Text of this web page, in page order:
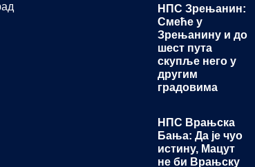
НПС Зрењанин:
Смеће у
Зрењанину и до
шест пута
скупље него у
другим
градовима
НПС Врањска
Бања: Да је чуо
истину, Мацут
не би Врањску